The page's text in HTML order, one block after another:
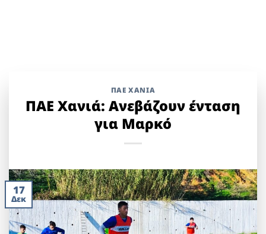
ΠΑΕ ΧΑΝΙΑ
ΠΑΕ Χανιά: Ανεβάζουν ένταση
για Μαρκό
17
Δεκ